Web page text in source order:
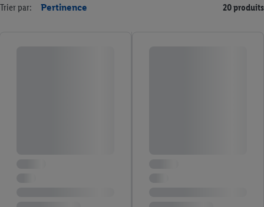
Trier par: Pertinence 20 produits